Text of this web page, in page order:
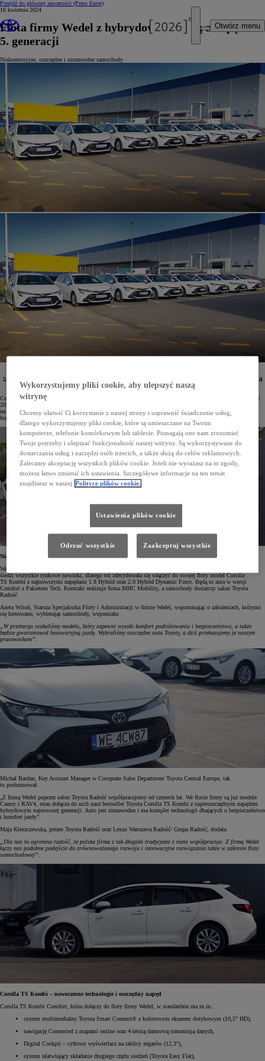
Przejdź do głównej zawartości (Press Enter)
Otwórz menu
16 kwietnia 2024
Flota firmy Wedel z hybrydową Corollą z napędem
5. generacji
Niskoemisyjne, oszczędne i niezawodne samochody
5. generacji. Pracownicy będą poruszać się Corollami TS Kombi z napędami 1.8 Hybrid i 2.0 Hybrid
Dynamic Force. Pierwsze samochody już zostały wydane przez salon Toyota Radość.
Corolla to najpopularniejsze auto osobowe w Polsce, a także najczęstszy wybór firm. Te ostatnie w I kwartale
2024 roku zarejestrowały już 6500 egz. tego modelu. Przedsiębiorcy wybierają Corollę ze względu
na niezawodne i oszczędne napędy hybrydowe 5. generacji, a także szeroką gamę wersji nadwoziowych oraz
bogate wyposażenie.
Niezawodna Corolla
Wedel od ponad 170 lat specjalizuje się w produkcji czekolady i wyrobów czekoladowych. Firma z uwagą
śledzi wszystkie rynkowe nowinki, dlatego też zdecydowała się włączyć do swojej floty model Corolla
TS Kombi z najnowszymi napędami 1.8 Hybrid oraz 2.0 Hybrid Dynamic Force. Będą to auta w wersji
Comfort z Pakietem Tech. Kontrakt realizuje firma MHC Mobility, a samochody dostarczy salon Toyota
Radość.
Aneta Witoń, Starsza Specjalistka Floty i Administracji w firmie Wedel, wspominając o założeniach, którymi
się kierowano, wybierając samochody, wspomiała:
„W przetargu szukaliśmy modelu, który zapewni wysoki komfort podróżowania i bezpieczeństwo, a także
będzie gwarantował bezawaryjną jazdę. Wybraliśmy oszczędne auta Toyoty, a dziś przekazujemy je naszym
pracownikom”.
Michał Bardan, Key Account Manager w Coroprate Sales Department Toyota Central Europe, tak
to podsumował:
„Z firmą Wedel poprzez salon Toyota Radość współpracujemy od czterech lat. We flocie firmy są już modele
Camry i RAV4, teraz dołącza do nich nasz bestseller Toyota Corolla TS Kombi z superoszczędnym napędem
hybrydowym najnowszej generacji. Auto jest niezawodne i ma komplet technologii dbających o bezpieczeństwo
i komfort jazdy”.
Maja Kleszczewska, prezes Toyota Radość oraz Lexus Warszawa Radość/ Grupa Radość, dodała:
„Dla nas to ogromna radość, że polska firma z tak długimi tradycjami z nami współpracuje. Z firmą Wedel
łączy nas podobne podejście do zrównoważonego rozwoju i innowacyjne rozwiązania także w zakresie floty
samochodowej”.
Corolla TS Kombi – nowoczesne technologie i oszczędny napęd
Corolla TS Kombi Comfort, która dołączy do floty firmy Wedel, w standardzie ma m.in.:
system multimedialny Toyota Smart Connect® z kolorowym ekranem dotykowym (10,5" HD),
nawigację Connected z mapami online oraz 4-letnią darmową transmisją danych,
Digital Cockpit – cyfrowy wyświetlacz na tablicy zegarów (12,3"),
system ułatwiający składanie drugiego rzędu siedzeń (Toyota Easy Flat),
Wykorzystujemy pliki cookie, aby ulepszyć naszą
witrynę
Chcemy ułatwić Ci korzystanie z naszej strony i usprawnić świadczenie usług,
dlatego wykorzystujemy pliki cookie, które są umieszczane na Twoim
komputerze, telefonie komórkowym lub tablecie. Pomagają one nam zrozumieć
Twoje potrzeby i ulepszać funkcjonalność naszej witryny. Są wykorzystywane do
dostarczania usług i narzędzi osób trzecich, a także służą do celów reklamowych.
Zalecamy akceptację wszystkich plików cookie. Jeżeli nie wyrażasz na to zgody,
możesz łatwo zmienić ich ustawienia. Szczegółowe informacje na ten temat
znajdziesz w naszej Polityce plików cookie.
Ustawienia plików cookie
Odrzuć wszystkie Zaakceptuj wszystkie